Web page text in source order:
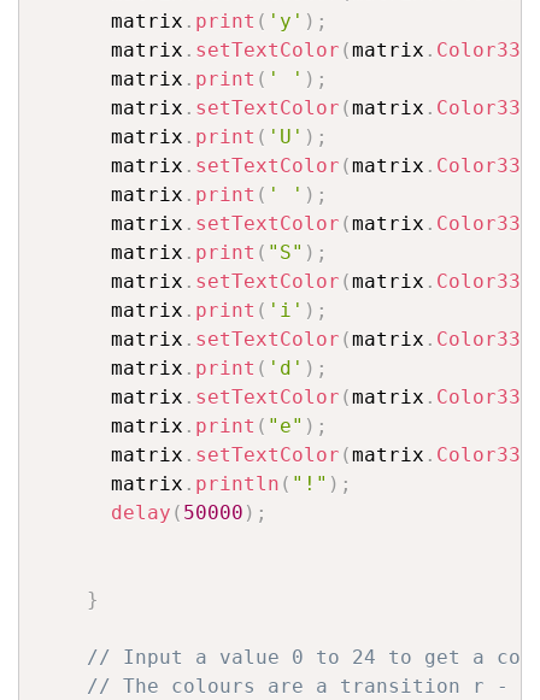
      matrix
. print ( 'y' ) ;
      matrix
. setTextColor (matrix . Color333
      matrix
. print ( ' ' ) ;
      matrix
. setTextColor (matrix . Color333
      matrix
. print ( 'U' ) ;
      matrix
. setTextColor (matrix . Color333
      matrix
. print ( ' ' ) ;
      matrix
. setTextColor (matrix . Color333
      matrix
. print ( "S" ) ;
      matrix
. setTextColor (matrix . Color333
      matrix
. print ( 'i' ) ;
      matrix
. setTextColor (matrix . Color333
      matrix
. print ( 'd' ) ;
      matrix
. setTextColor (matrix . Color333
      matrix
. print ( "e" ) ;
      matrix
. setTextColor (matrix . Color333
      matrix
. println ( "!" ) ;
delay ( 50000 ) ;
}
// Input a value 0 to 24 to get a
// The colours are a transition r -